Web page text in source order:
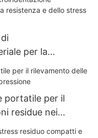
per la
dello stress -
portatile per il
residue nei